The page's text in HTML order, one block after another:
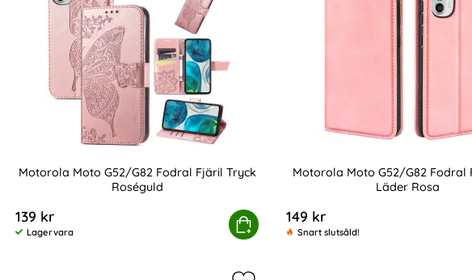
Motorola Moto G52/G82 Fodral Fjäril Tryck
Roséguld
139 kr
Tillgänglighet:
Lagervara
Köp
Motorola Moto G52/G82 Fodral Fjäril Tryck Roséguld
Motorola Moto G52/G82 Fodral
Läder Rosa
149 kr
Snart slutsåld!
Motorola Moto